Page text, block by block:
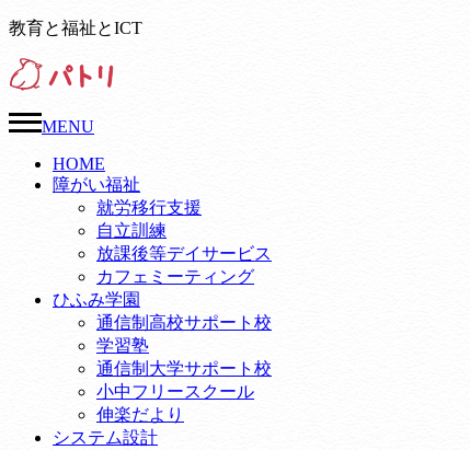
教育と福祉とICT
MENU
HOME
障がい福祉
就労移行支援
自立訓練
放課後等デイサービス
カフェミーティング
ひふみ学園
通信制高校サポート校
学習塾
通信制大学サポート校
小中フリースクール
伸楽だより
システム設計